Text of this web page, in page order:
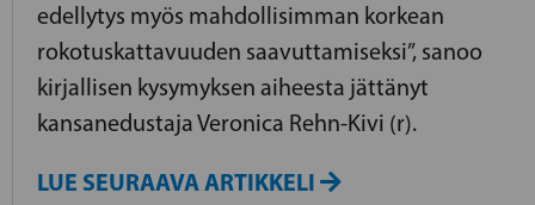
edellytys myös mahdollisimman korkean
rokotuskattavuuden saavuttamiseksi”, sanoo
kirjallisen kysymyksen aiheesta jättänyt
kansanedustaja Veronica Rehn-Kivi (r).
LUE SEURAAVA ARTIKKELI